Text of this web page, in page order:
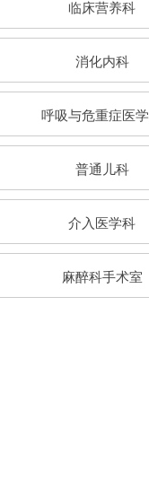
临床营养科
消化内科
呼吸与危重症医
普通儿科
介入医学科
麻醉科手术室